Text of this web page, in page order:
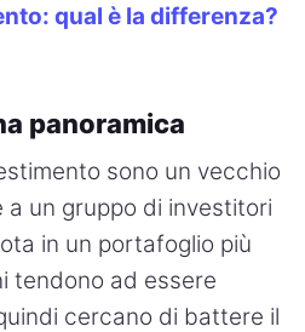
qual è la differenza?
panoramica
sono un vecchio
un gruppo di investitori
in un portafoglio più
tendono ad essere
cercano di battere il